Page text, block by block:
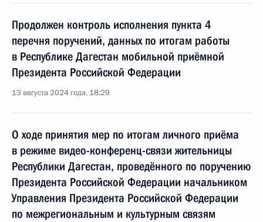
Продолжен контроль исполнения пункта 4
перечня поручений, данных по итогам работы
в Республике Дагестан мобильной приёмной
Президента Российской Федерации
13 августа 2024 года, 18:29
О ходе принятия мер по итогам личного приёма
в режиме видео-конференц-связи жительницы
Республики Дагестан, проведённого по поручению
Президента Российской Федерации начальником
Управления Президента Российской Федерации
по межрегиональным и культурным связям